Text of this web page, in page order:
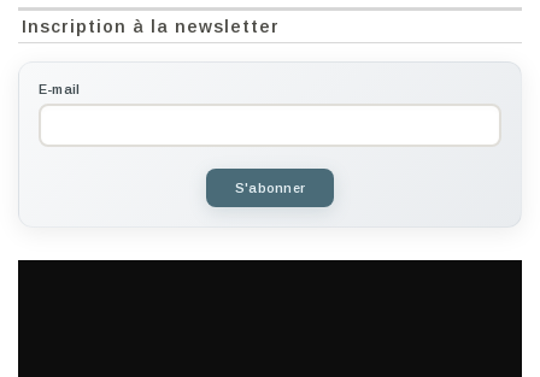
Inscription à la newsletter
E-mail
S'abonner